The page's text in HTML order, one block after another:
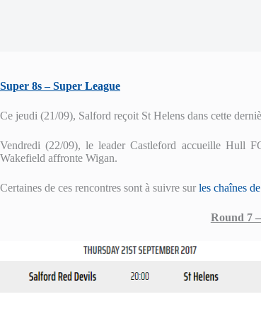
Super 8s – Super League
Ce jeudi (21/09), Salford reçoit St Helens dans cette
Vendredi (22/09), le leader Castleford accueille Hull
Wakefield affronte Wigan.
Certaines de ces rencontres sont à suivre sur les chaînes
Round 7